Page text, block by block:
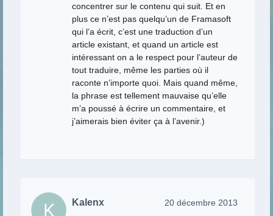
concentrer sur le contenu qui suit. Et en
plus ce n’est pas quelqu’un de Framasoft
qui l’a écrit, c’est une traduction d’un
article existant, et quand un article est
intéressant on a le respect pour l’auteur de
tout traduire, même les parties où il
raconte n’importe quoi. Mais quand même,
la phrase est tellement mauvaise qu’elle
m’a poussé à écrire un commentaire, et
j’aimerais bien éviter ça à l’avenir.)
Kalenx 20 décembre 2013